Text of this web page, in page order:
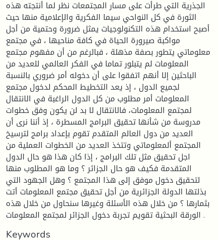
الجذرية التي طرأت على مسار المجتمعات نظر لما أنتجته هذه
الثورة في كل النواحي سيما الفكرية والإعلامية منها حيث
أصبح استخدام هذه التكنولوجيات يمثل ضرورة وحتمية من أجل
مواكبة صيرورة الحياة في كافة مناحيها ، في مجتمع
معلوماتي يتطور بصفة مذهلة ، فبالرغم من أن مفهوم مجتمع
المعلومات لم يتبلور تماما في الفكر العالمي للعديد من
الباحثين إلا أنهم اتفقوا على أن دخوله أمر ضروري بالنسبة
لجميع الدول ، إذ يعد التخطيط المحكم لدخول مجتمع
المعلومات أمر مطلوب من كل الدول الراغبة في الانتقال
لمجتمع المعلومات، فالانتقال لا بد لن يكون وفق خطوات
مدروسة من شأنها تحقيق البرامج المسطرة ، إذ أننا نرى أن
العديد من دول العالم المتقدم تقوم بإعداد برامج لترسيخ
المجتمع ألمعلوماتي وتتخذ العديد من الخطوات العملية من
اجل تحقيق مثل تلك البرامج ، إذا كان هذا هو حال الدول
المتقدمة فكيف هو حال الجزائر ؟ وما هو المطلوب منها
لتحقيق دخول موفق إلى هذا المجتمع ؟ وهل الجهود التي
بذلتها الدولة الجزائرية من أجل تحقيق مجتمع المعلومات أتت
بثمارها ؟ من خلال هذه الأسئلة وغيرها سنحاول من خلال هذه
الورقة البحثية تقويم تجربة دخول الجزائر لمجتمع المعلومات .
Keywords